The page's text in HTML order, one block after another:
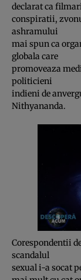
declarat ca
conspiratii,
ashramului
mai spun ca
globala care
promoveaza
politicieni
indieni de
Nithyananda.
Corespondentii
scandalul
sexual i-a socat